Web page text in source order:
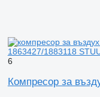
1863427/1883118
6
Компресор за